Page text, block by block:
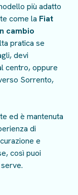
più adatto
come la Fiat
cambio
pratica se
devi
centro, oppure
Sorrento,
ed è mantenuta
di
e
così puoi